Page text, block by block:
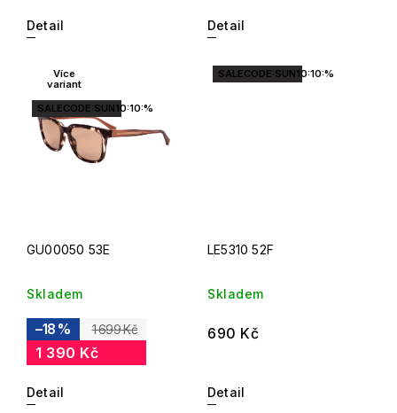
Detail Detail
Více
variant
SALECODE:SUN10:10:%
GU00050 53E
Skladem
1 699 Kč
–18 %
1 390 Kč
Detail
SALECODE:SUN10:10:%
LE5310 52F
Skladem
690 Kč
Detail